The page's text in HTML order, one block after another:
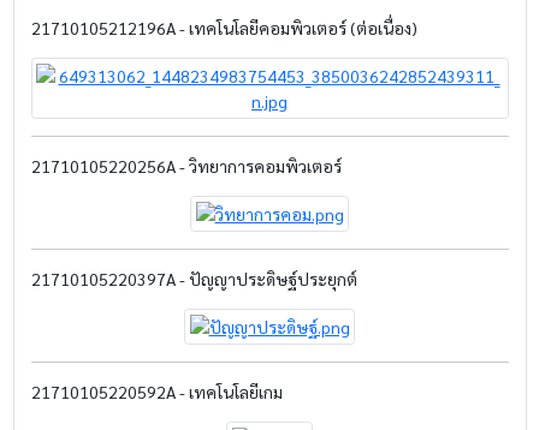
21710105212196A - เทคโนโลยีคอมพิวเตอร์ (ต่อเนื่อง)
21710105220256A - วิทยาการคอมพิวเตอร์
21710105220397A - ปัญญาประดิษฐ์ประยุกต์
21710105220592A - เทคโนโลยีเกม